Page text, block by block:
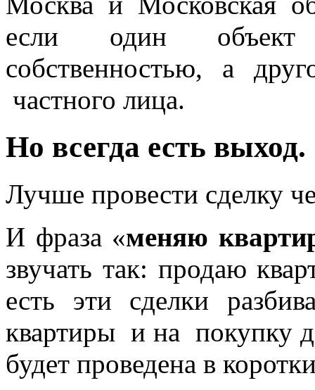
если один объект
собственностью, а
частного лица.
Но всегда есть выход.
Лучше провести сделку
И фраза «меняю
звучать так: продаю
есть эти сделки
квартиры и на покупку
будет проведена в